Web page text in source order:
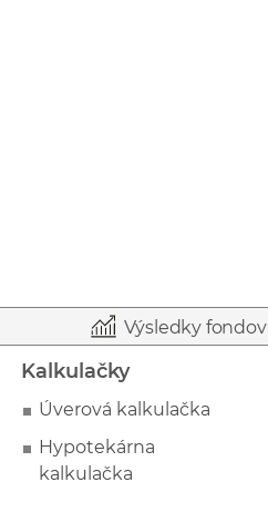
Výsledky fondov
Kalkulačky
Úverová kalkulačka
Hypotekárna
kalkulačka